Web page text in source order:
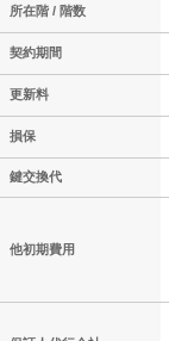
所在階 / 階数
契約期間
更新料
損保
鍵交換代
他初期費用